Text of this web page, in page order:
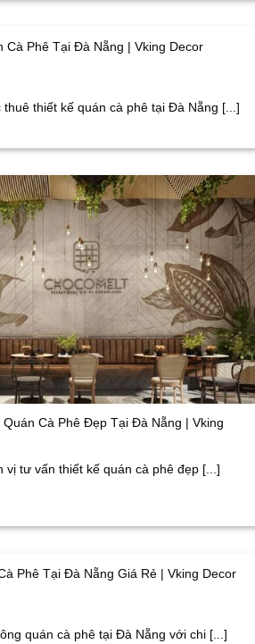
Cà Phê Tại Đà Nẵng | Vking Decor
thuê thiết kế quán cà phê tại Đà Nẵng [...]
Cà Phê Đẹp Tại Đà Nẵng | Vking
vị tư vấn thiết kế quán cà phê đẹp [...]
Phê Tại Đà Nẵng Giá Rẻ | Vking Decor
quán cà phê tại Đà Nẵng với chi [...]